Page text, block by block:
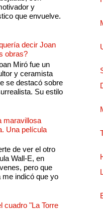
y
que envuelve.
decir Joan
obras?
Miró fue un
y ceramista
se destacó sobre
Su estilo
maravillosa
Una película
de ver el otro
Wall-E, en
pero que
indicó que yo
cuadro "La Torre